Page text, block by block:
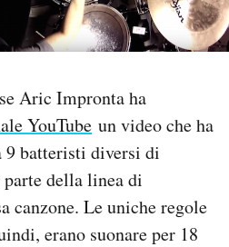
Aric Impronta ha
YouTube un video che ha
9 batteristi diversi di
parte della linea di
canzone. Le uniche regole
erano suonare per 18